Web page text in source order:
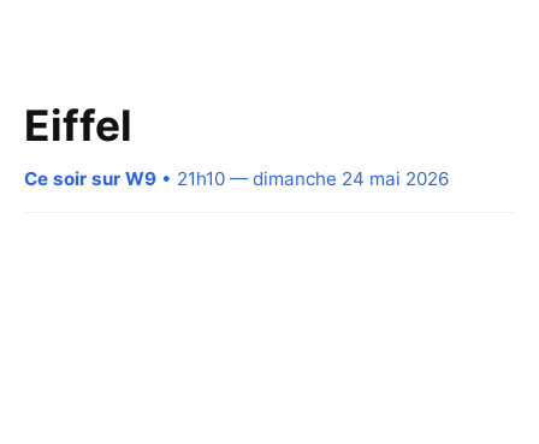
Eiffel
Ce soir sur W9 • 21h10 — dimanche 24 mai 2026